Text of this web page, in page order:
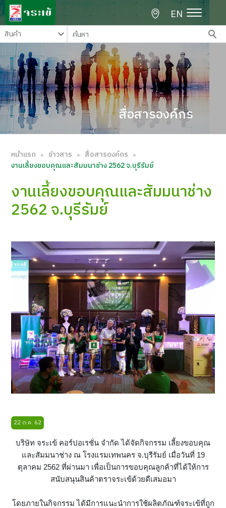
EN
สื่อสารองค์กร
หน้าแรก ∘ ข่าวสาร ∘ สื่อสารองค์กร ∘
งานเลี้ยงขอบคุณและสัมมนาช่าง 2562 จ.บุรีรัมย์
งานเลี้ยงขอบคุณและสัมมนาช่าง
2562 จ.บุรีรัมย์
22 ต.ค. 62
บริษัท จระเข้ คอร์ปอเรชั่น จำกัด ได้จัดกิจกรรม เลี้ยงขอบคุณ
และสัมมนาช่าง ณ โรงแรมเทพนคร จ.บุรีรัมย์ เมื่อวันที่ 19
ตุลาคม 2562 ที่ผ่านมา เพื่อเป็นการขอบคุณลูกค้าที่ได้ให้การ
สนับสนุนสินค้าตราจระเข้ด้วยดีเสมอมา
โดยภายในกิจกรรม ได้มีการแนะนำการใช้ผลิตภัณฑ์จระเข้ที่ถูก